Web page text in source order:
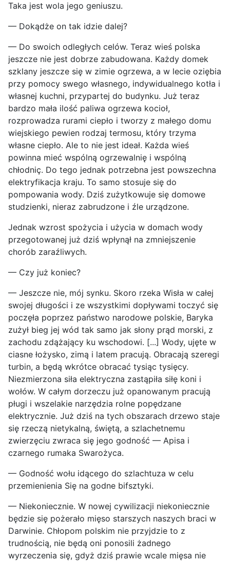
Taka jest wola jego geniuszu.
— Dokądże on tak idzie dalej?
— Do swoich odległych celów. Teraz wieś polska
jeszcze nie jest dobrze zabudowana. Każdy domek
szklany jeszcze się w zimie ogrzewa, a w lecie oziębia
przy pomocy swego własnego, indywidualnego kotła i
własnej kuchni, przypartej do budynku. Już teraz
bardzo mała ilość paliwa ogrzewa kocioł,
rozprowadza rurami ciepło i tworzy z małego domu
wiejskiego pewien rodzaj termosu, który trzyma
własne ciepło. Ale to nie jest ideał. Każda wieś
powinna mieć wspólną ogrzewalnię i wspólną
chłodniç. Do tego jednak potrzebna jest powszechna
elektryfikacja kraju. To samo stosuje się do
pompowania wody. Dziś zużytkowuje się domowe
studzienki, nieraz zabrudzone i źle urządzone.
Jednak wzrost spożycia i użycia w domach wody
przegotowanej już dziś wpłynął na zmniejszenie
chorób zaraźliwych.
— Czy już koniec?
— Jeszcze nie, mój synku. Skoro rzeka Wisła w całej
swojej długości i ze wszystkimi dopływami toczyć się
poczęła poprzez państwo narodowe polskie, Baryka
zużył bieg jej wód tak samo jak słony prąd morski, z
zachodu zdążający ku wschodowi. [...] Wody, ujęte w
ciasne łożysko, zimą i latem pracują. Obracają szeregi
turbin, a będą wkrótce obracać tysiąc tysięcy.
Niezmierzona siła elektryczna zastąpiła siłę koni i
wołów. W całym dorzeczu już opanowanym pracują
pługi i wszelakie narzędzia rolne popędzane
elektrycznie. Już dziś na tych obszarach drzewo staje
się rzeczą nietykalną, świętą, a szlachetnemu
zwierzęciu zwraca się jego godność — Apisa i
czarnego rumaka Swarożyca.
— Godność wołu idącego do szlachtuza w celu
przemienienia Się na godne bifsztyki.
— Niekoniecznie. W nowej cywilizacji niekoniecznie
będzie się pożerało mięso starszych naszych braci w
Darwinie. Chłopom polskim nie przyjdzie to z
trudnością, nie będą oni ponosili żadnego
wyrzeczenia się, gdyż dziś prawie wcale mięsa nie